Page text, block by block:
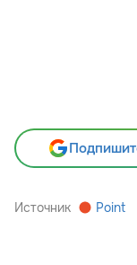
Источник Point